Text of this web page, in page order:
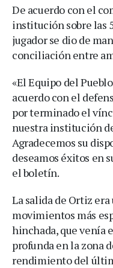
De acuerdo con el
institución sobre las
jugador se dio de
conciliación entre
«El Equipo del
acuerdo con el
por terminado el
nuestra institución
Agradecemos su
deseamos éxitos en
el boletín.
La salida de Ortiz
movimientos más
hinchada, que venía
profunda en la zona
rendimiento del